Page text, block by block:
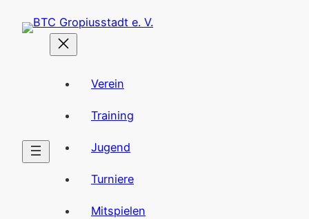
Inhalt
Verein
Training
Jugend
Turniere
Mitspielen